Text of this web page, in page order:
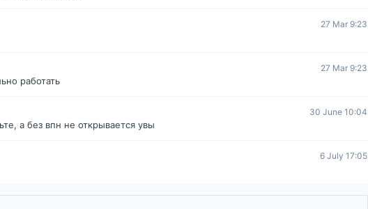
27 Mar 9:23
27 Mar 9:23
работать
30 June 10:04
а без впн не открывается увы
6 July 17:05